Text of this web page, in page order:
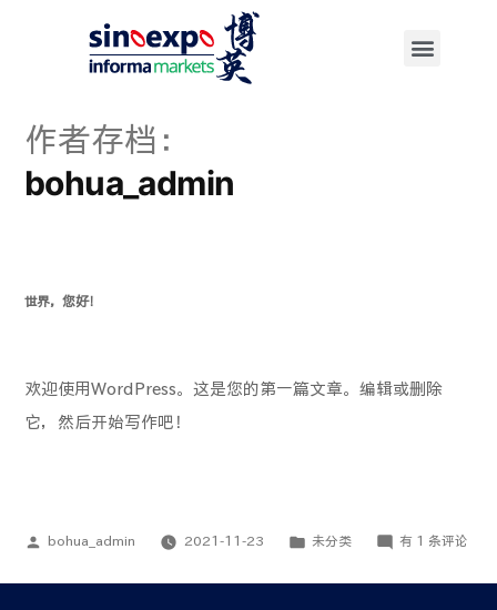
作者存档：
bohua_admin
世界，您好！
欢迎使用WordPress。这是您的第一篇文章。编辑或删除
它，然后开始写作吧！
bohua_admin 2021-11-23 未分类 有 1 条评论